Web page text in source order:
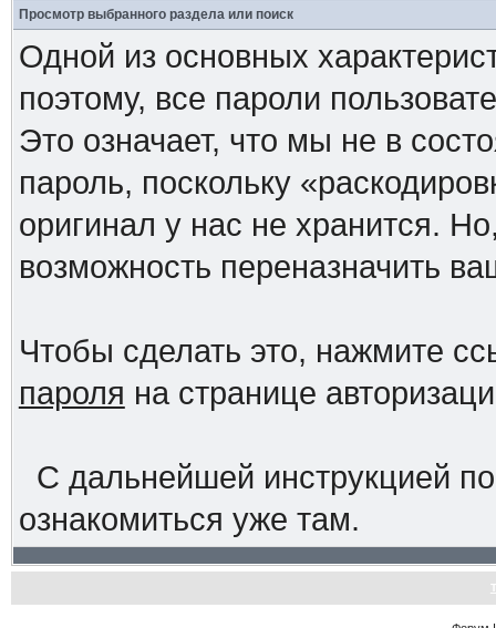
Просмотр выбранного раздела или поиск
Одной из основных
поэтому, все пароли
Это означает, что мы не в
пароль, поскольку
оригинал у нас не хранится.
возможность переназначить
Чтобы сделать это, нажмите
пароля на странице
С дальнейшей инструкцией
ознакомиться уже там.